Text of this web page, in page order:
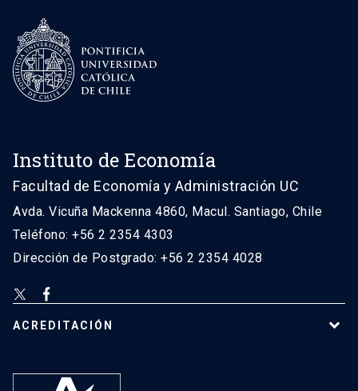
Instituto de Economía
Facultad de Economía y Administración UC
Avda. Vicuña Mackenna 4860, Macul. Santiago, Chile
Teléfono: +56 2 2354 4303
Dirección de Postgrado: +56 2 2354 4028
ACREDITACIÓN